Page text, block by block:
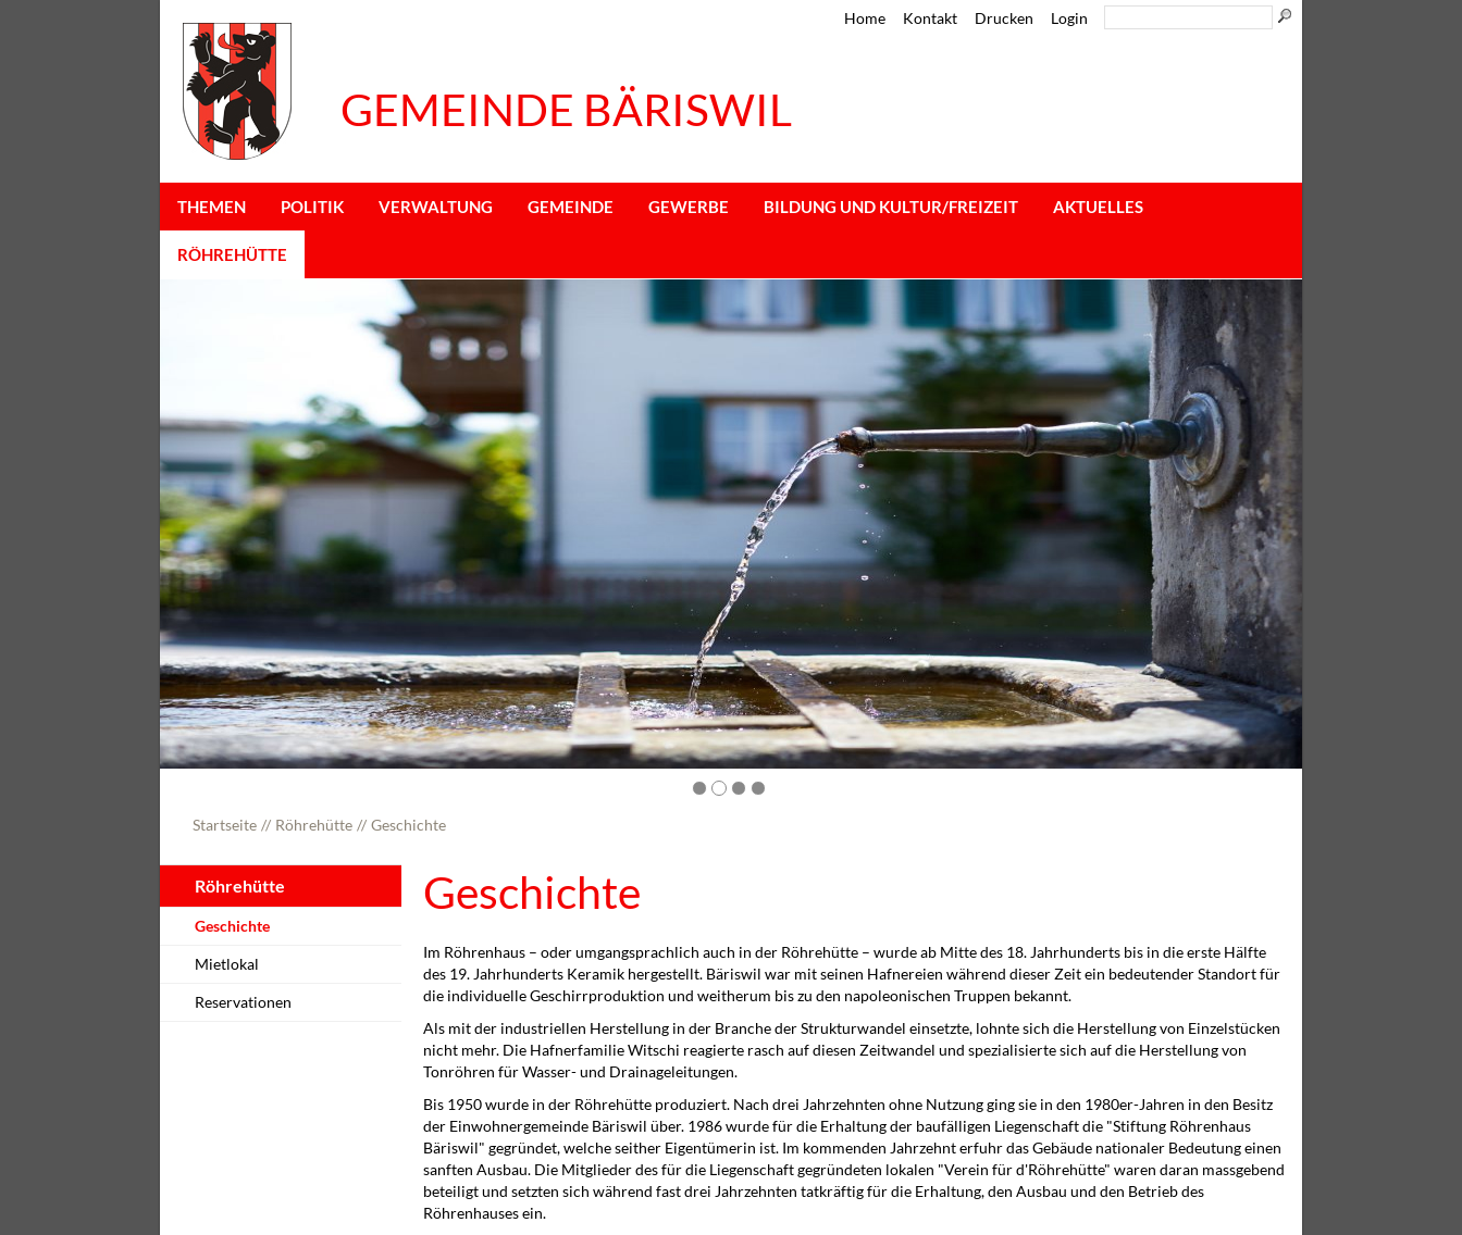
Home Kontakt Drucken Login
GEMEINDE BÄRISWIL
THEMEN POLITIK VERWALTUNG GEMEINDE GEWERBE BILDUNG UND KULTUR/FREIZEIT AKTUELLES
RÖHREHÜTTE
Startseite Röhrehütte Geschichte
Röhrehütte
Geschichte
Mietlokal
Reservationen
Geschichte
Im Röhrenhaus – oder umgangsprachlich auch in der Röhrehütte – wurde ab Mitte des 18. Jahrhunderts bis in die erste Hälfte
des 19. Jahrhunderts Keramik hergestellt. Bäriswil war mit seinen Hafnereien während dieser Zeit ein bedeutender Standort für
die individuelle Geschirrproduktion und weitherum bis zu den napoleonischen Truppen bekannt.
Als mit der industriellen Herstellung in der Branche der Strukturwandel einsetzte, lohnte sich die Herstellung von Einzelstücken
nicht mehr. Die Hafnerfamilie Witschi reagierte rasch auf diesen Zeitwandel und spezialisierte sich auf die Herstellung von
Tonröhren für Wasser- und Drainageleitungen.
Bis 1950 wurde in der Röhrehütte produziert. Nach drei Jahrzehnten ohne Nutzung ging sie in den 1980er-Jahren in den Besitz
der Einwohnergemeinde Bäriswil über. 1986 wurde für die Erhaltung der baufälligen Liegenschaft die "Stiftung Röhrenhaus
Bäriswil" gegründet, welche seither Eigentümerin ist. Im kommenden Jahrzehnt erfuhr das Gebäude nationaler Bedeutung einen
sanften Ausbau. Die Mitglieder des für die Liegenschaft gegründeten lokalen "Verein für d'Röhrehütte" waren daran massgebend
beteiligt und setzten sich während fast drei Jahrzehnten tatkräftig für die Erhaltung, den Ausbau und den Betrieb des
Röhrenhauses ein.